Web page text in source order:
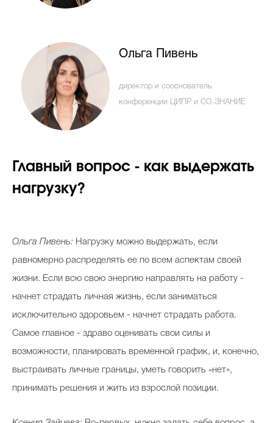
Выбор визажистов
Полиция красоты
Хит недели от визажиста
Фотоальбом
Интервью со звездой
Тесты
Викторины
Ольга Пивень
директор и сооснователь
конференции ЦИПР и СО.ЗНАНИЕ
Главный вопрос - как выдержать
нагрузку?
Ольга Пивень: Нагрузку можно выдержать, если
равномерно распределять ее по всем аспектам своей
жизни. Если всю свою энергию направлять на работу -
начнет страдать личная жизнь, если заниматься
исключительно здоровьем - начнет страдать работа.
Самое главное - здраво оценивать свои силы и
возможности, планировать временной график, и, конечно,
выстраивать личные границы, уметь говорить «‎нет»‎,
принимать решения и жить из взрослой позиции.